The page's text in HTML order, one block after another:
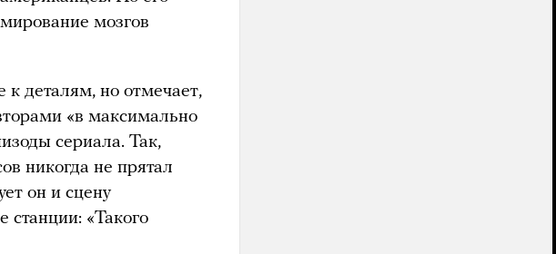
мозгов
к деталям, но отмечает,
«в максимально
сериала. Так,
никогда не прятал
он и сцену
станции: «Такого